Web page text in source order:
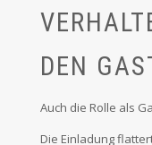
DEN
Auch die Rolle als
Die Einladung